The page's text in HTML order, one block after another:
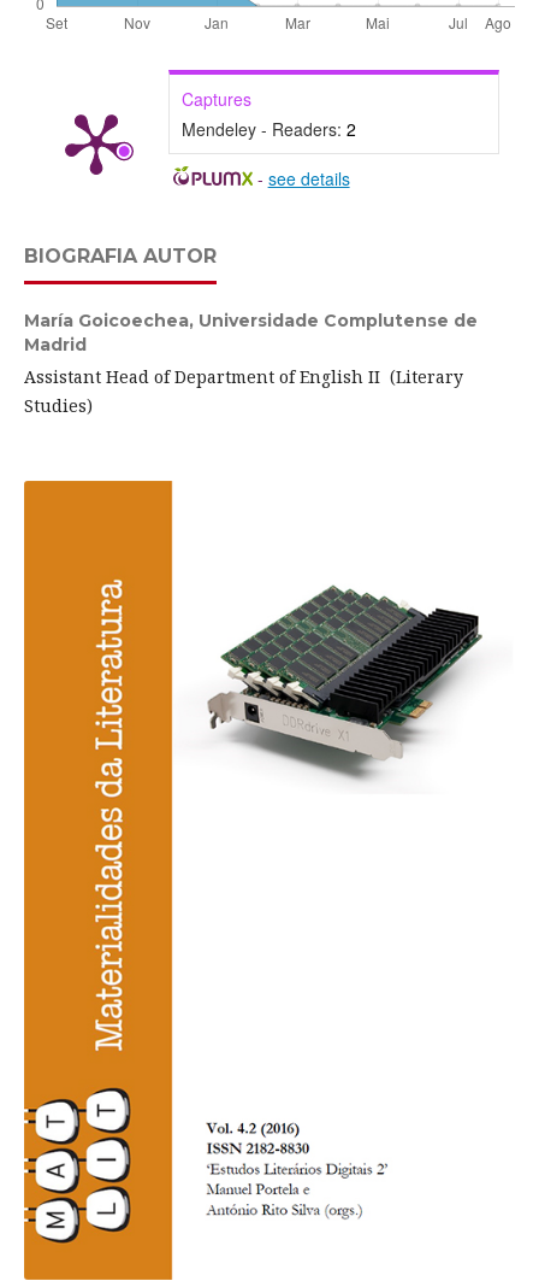
Captures
Mendeley - Readers: 2
- see details
BIOGRAFIA AUTOR
María Goicoechea, Universidade Complutense de
Madrid
Assistant Head of Department of English II (Literary
Studies)